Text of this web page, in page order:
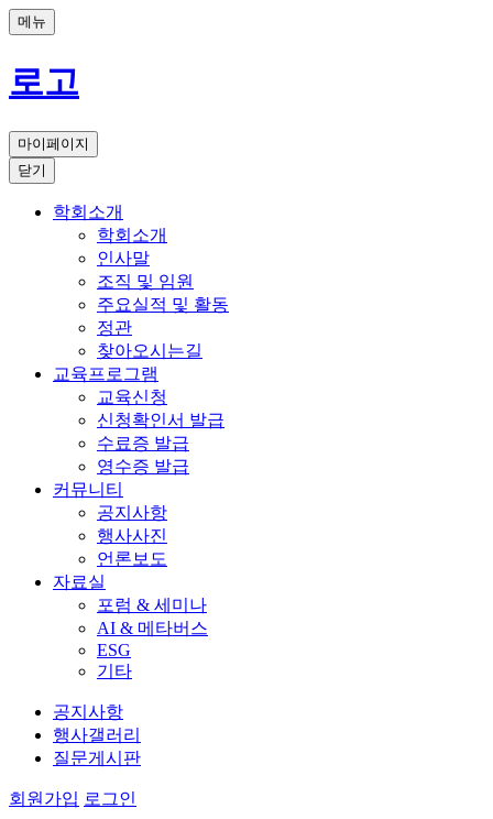
메뉴
로고
마이페이지
닫기
학회소개
학회소개
인사말
조직 및 임원
주요실적 및 활동
정관
찾아오시는길
교육프로그램
교육신청
신청확인서 발급
수료증 발급
영수증 발급
커뮤니티
공지사항
행사사진
언론보도
자료실
포럼 & 세미나
AI & 메타버스
ESG
기타
공지사항
행사갤러리
질문게시판
회원가입 로그인